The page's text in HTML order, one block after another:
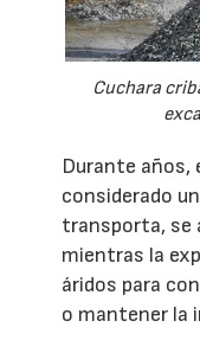
Cuchara
Durante años,
considerado
transporta, se
mientras la
áridos para
o mantener la